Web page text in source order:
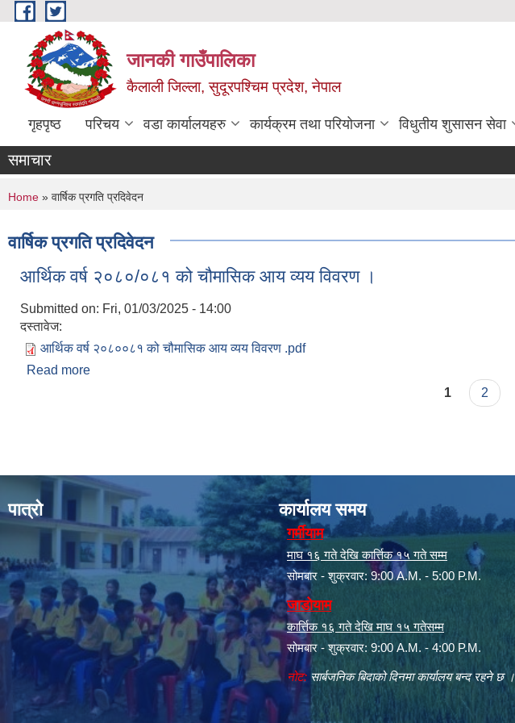
Skip to main content
जानकी गाउँपालिका
कैलाली जिल्ला, सुदूरपश्चिम प्रदेश, नेपाल
गृहपृष्ठ परिचय वडा कार्यालयहरु कार्यक्रम तथा परियोजना विधुतीय शुसासन सेवा
समाचार
You are here
Home » वार्षिक प्रगति प्रदिवेदन
वार्षिक प्रगति प्रदिवेदन
आर्थिक वर्ष २०८०/०८१ को चौमासिक आय व्यय विवरण ।
Submitted on: Fri, 01/03/2025 - 14:00
दस्तावेज:
आर्थिक वर्ष २०८००८१ को चौमासिक आय व्यय विवरण .pdf
Read more
1 2
पात्रो कार्यालय समय
गर्मीयाम
माघ १६ गते देखि कार्त्तिक १५ गते सम्म
सोमबार - शुक्रवार: 9:00 A.M. - 5:00 P.M.
जाडोयाम
कार्त्तिक १६ गते देखि माघ १५ गतेसम्म
सोमबार - शुक्रवार: 9:00 A.M. - 4:00 P.M.
नोट: सार्बजनिक बिदाको दिनमा कार्यालय बन्द रहने छ ।